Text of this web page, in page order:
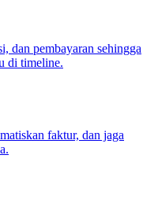
dan pembayaran sehingga
di timeline.
faktur, dan jaga